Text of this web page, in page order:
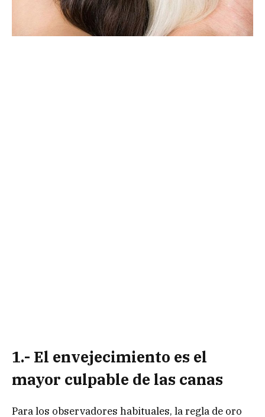
1.- El envejecimiento es el
mayor culpable de las canas
Para los observadores habituales, la regla de oro